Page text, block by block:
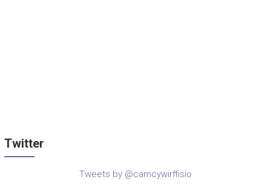
Twitter
Tweets by @camcywirffisio